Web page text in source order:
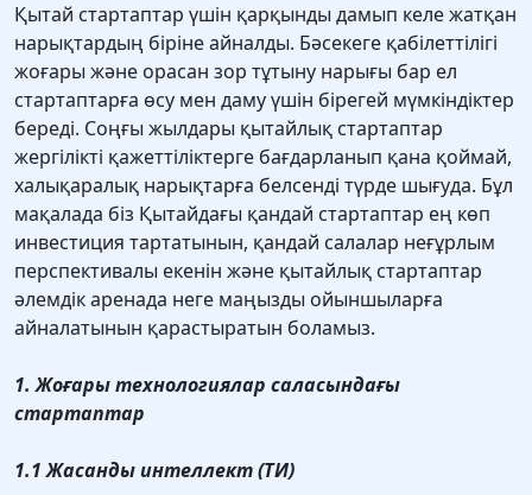
Қытай стартаптар үшін қарқынды дамып келе жатқан
нарықтардың біріне айналды. Бәсекеге қабілеттілігі
жоғары және орасан зор тұтыну нарығы бар ел
стартаптарға өсу мен даму үшін бірегей мүмкіндіктер
береді. Соңғы жылдары қытайлық стартаптар
жергілікті қажеттіліктерге бағдарланып қана қоймай,
халықаралық нарықтарға белсенді түрде шығуда. Бұл
мақалада біз Қытайдағы қандай стартаптар ең көп
инвестиция тартатынын, қандай салалар неғұрлым
перспективалы екенін және қытайлық стартаптар
әлемдік аренада неге маңызды ойыншыларға
айналатынын қарастыратын боламыз.
1. Жоғары технологиялар саласындағы
стартаптар
1.1 Жасанды интеллект (ТИ)